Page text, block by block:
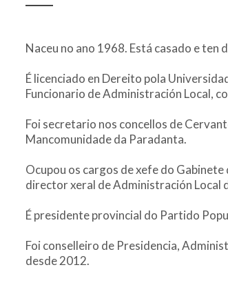
Naceu no ano 1968. Está casado e ten
É licenciado en Dereito pola
Funcionario de Administración Local,
Foi secretario nos concellos de
Mancomunidade da Paradanta.
Ocupou os cargos de xefe do
director xeral de Administración Local
É presidente provincial do Partido
Foi conselleiro de Presidencia,
desde 2012.